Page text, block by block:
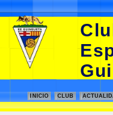
INICIO CLUB